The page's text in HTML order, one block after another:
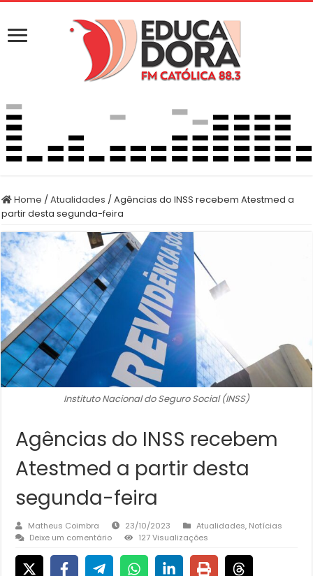
Home /Atualidades /Agências do INSS recebem Atestmed a
partir desta segunda-feira
Instituto Nacional do Seguro Social (INSS)
Agências do INSS recebem
Atestmed a partir desta
segunda-feira
Matheus Coimbra 23/10/2023 Atualidades, Notícias
Deixe um comentário
127 Visualizações